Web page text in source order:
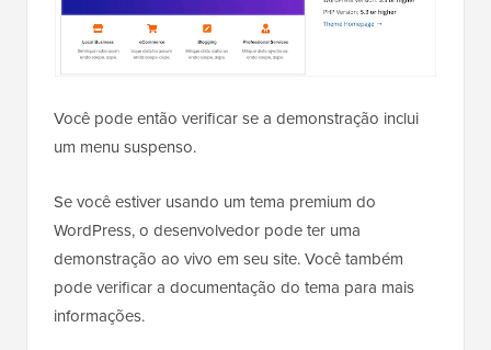
Você pode então verificar se a demonstração inclui
um menu suspenso.
Se você estiver usando um tema premium do
WordPress, o desenvolvedor pode ter uma
demonstração ao vivo em seu site. Você também
pode verificar a documentação do tema para mais
informações.